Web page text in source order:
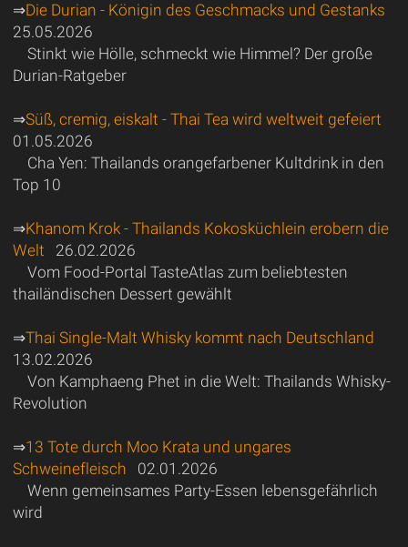
⇒Die Durian - Königin des Geschmacks und Gestanks
25.05.2026
Stinkt wie Hölle, schmeckt wie Himmel? Der große
Durian-Ratgeber
⇒Süß, cremig, eiskalt - Thai Tea wird weltweit gefeiert
01.05.2026
Cha Yen: Thailands orangefarbener Kultdrink in den
Top 10
⇒Khanom Krok - Thailands Kokosküchlein erobern die
Welt
26.02.2026
Vom Food-Portal TasteAtlas zum beliebtesten
thailändischen Dessert gewählt
⇒Thai Single-Malt Whisky kommt nach Deutschland
13.02.2026
Von Kamphaeng Phet in die Welt: Thailands Whisky-
Revolution
⇒13 Tote durch Moo Krata und ungares
Schweinefleisch 02.01.2026
Wenn gemeinsames Party-Essen lebensgefährlich
wird